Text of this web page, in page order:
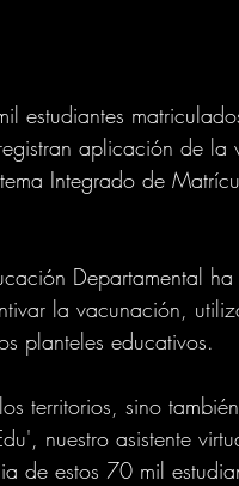
estudiantes
aplicación de la
Integrado de
Departamental ha
la vacunación,
planteles educativos.
territorios, sino
nuestro asistente
de estos 70 mil